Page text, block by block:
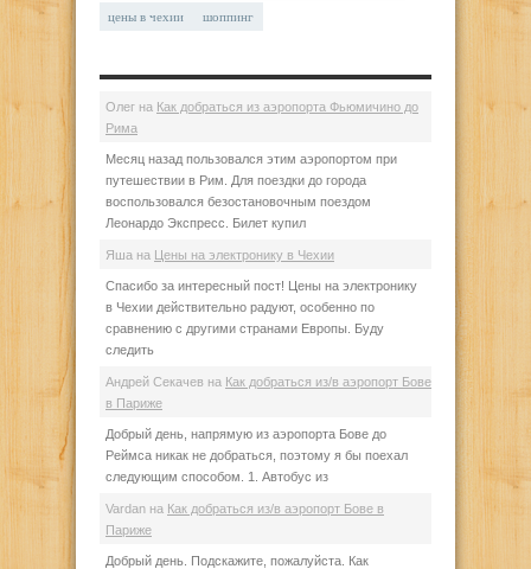
цены в чехии шоппинг
Олег на Как добраться из аэропорта Фьюмичино до
Рима
Месяц назад пользовался этим аэропортом при
путешествии в Рим. Для поездки до города
воспользовался безостановочным поездом
Леонардо Экспресс. Билет купил
Яша на Цены на электронику в Чехии
Спасибо за интересный пост! Цены на электронику
в Чехии действительно радуют, особенно по
сравнению с другими странами Европы. Буду
следить
Андрей Секачев на Как добраться из/в аэропорт Бове
в Париже
Добрый день, напрямую из аэропорта Бове до
Реймса никак не добраться, поэтому я бы поехал
следующим способом. 1. Автобус из
Vardan на Как добраться из/в аэропорт Бове в
Париже
Добрый день. Подскажите, пожалуйста. Как